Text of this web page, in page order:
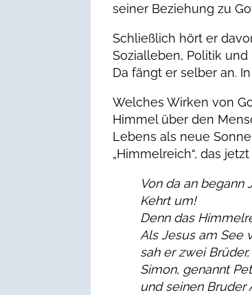
seiner Beziehung zu
Schließlich hört er
Sozialleben, Politik
Da fängt er selber an.
Welches Wirken von
Himmel über den
Lebens als neue
„Himmelreich“, das
Von da an begann
Kehrt um!
Denn das
Als Jesus am See
sah er zwei Brüder,
Simon, genannt
und seinen Bruder